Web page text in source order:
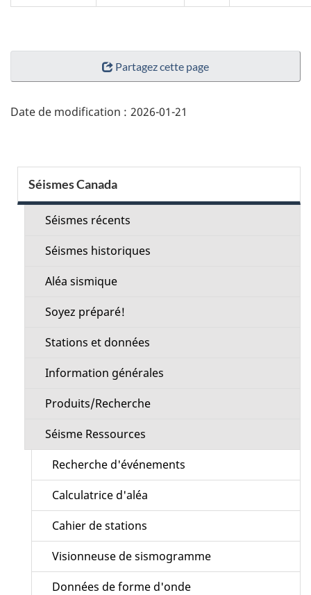
"Détails
page"
Partagez cette page
Date de modification : 2026-01-21
Menu
de
Séismes Canada
Séismes récents
Séismes historiques
Aléa sismique
Soyez préparé!
Stations et données
Information générales
Produits/Recherche
Séisme Ressources
Recherche d'événements
Calculatrice d'aléa
Cahier de stations
Visionneuse de sismogramme
Données de forme d'onde